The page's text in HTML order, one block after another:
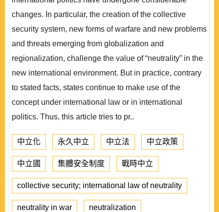
changes. In particular, the creation of the collective
security system, new forms of warfare and new problems
and threats emerging from globalization and
regionalization, challenge the value of “neutrality” in the
new international environment. But in practice, contrary
to stated facts, states continue to make use of the
concept under international law or in international
politics. Thus, this article tries to pr..
中立化 永久中立 中立法 中立政策
中立國 集體安全制度 戰時中立
collective security; international law of neutrality
neutrality in war neutralization